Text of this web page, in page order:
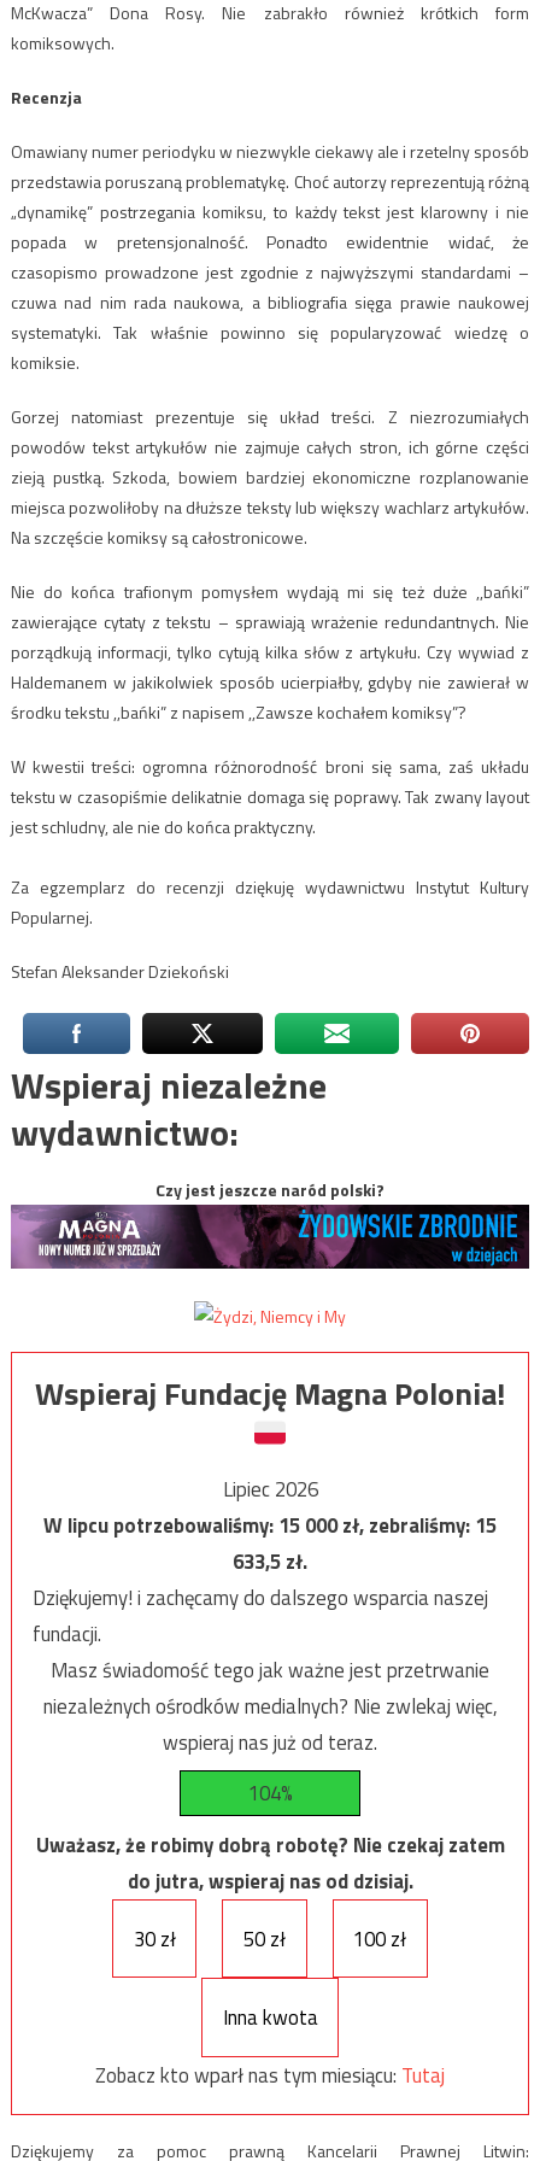
McKwacza” Dona Rosy. Nie zabrakło również krótkich form
komiksowych.
Recenzja
Omawiany numer periodyku w niezwykle ciekawy ale i rzetelny sposób
przedstawia poruszaną problematykę. Choć autorzy reprezentują różną
„dynamikę” postrzegania komiksu, to każdy tekst jest klarowny i nie
popada w pretensjonalność. Ponadto ewidentnie widać, że
czasopismo prowadzone jest zgodnie z najwyższymi standardami –
czuwa nad nim rada naukowa, a bibliografia sięga prawie naukowej
systematyki. Tak właśnie powinno się popularyzować wiedzę o
komiksie.
Gorzej natomiast prezentuje się układ treści. Z niezrozumiałych
powodów tekst artykułów nie zajmuje całych stron, ich górne części
zieją pustką. Szkoda, bowiem bardziej ekonomiczne rozplanowanie
miejsca pozwoliłoby na dłuższe teksty lub większy wachlarz artykułów.
Na szczęście komiksy są całostronicowe.
Nie do końca trafionym pomysłem wydają mi się też duże ,,bańki”
zawierające cytaty z tekstu – sprawiają wrażenie redundantnych. Nie
porządkują informacji, tylko cytują kilka słów z artykułu. Czy wywiad z
Haldemanem w jakikolwiek sposób ucierpiałby, gdyby nie zawierał w
środku tekstu ,,bańki” z napisem ,,Zawsze kochałem komiksy”?
W kwestii treści: ogromna różnorodność broni się sama, zaś układu
tekstu w czasopiśmie delikatnie domaga się poprawy. Tak zwany layout
jest schludny, ale nie do końca praktyczny.
Za egzemplarz do recenzji dziękuję wydawnictwu Instytut Kultury
Popularnej.
Stefan Aleksander Dziekoński
Wspieraj niezależne
wydawnictwo:
Czy jest jeszcze naród polski?
Wspieraj Fundację Magna Polonia!
Lipiec 2026
W lipcu potrzebowaliśmy:15 000zł, zebraliśmy:15
633,5zł.
Dziękujemy! i zachęcamy do dalszego wsparcia naszej
fundacji.
Masz świadomość tego jak ważne jest przetrwanie
niezależnych ośrodków medialnych? Nie zwlekaj więc,
wspieraj nas już od teraz.
104%
Uważasz, że robimy dobrą robotę? Nie czekaj zatem
do jutra, wspieraj nas od dzisiaj.
30 zł
50 zł 100 zł
Inna kwota
Zobacz kto wparł nas tym miesiącu: Tutaj
Dziękujemy za pomoc prawną Kancelarii Prawnej Litwin: